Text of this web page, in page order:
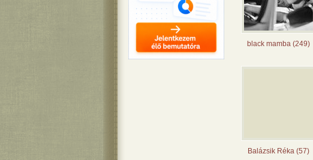
black mamba (249)
Balázsik Réka (57)